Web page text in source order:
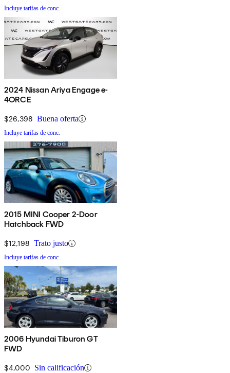
Incluye tarifas de conc.
2024 Nissan Ariya Engage e-
4ORCE
$26,398 Buena oferta
Incluye tarifas de conc.
2015 MINI Cooper 2-Door
Hatchback FWD
$12,198 Trato justo
Incluye tarifas de conc.
2006 Hyundai Tiburon GT
FWD
$4,000 Sin calificación